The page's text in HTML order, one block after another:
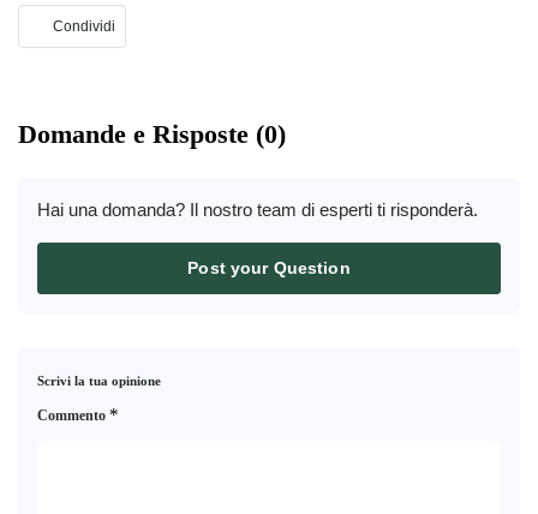
Condividi
Domande e Risposte (0)
Hai una domanda? Il nostro team di esperti ti risponderà.
Post your Question
Scrivi la tua opinione
Commento *